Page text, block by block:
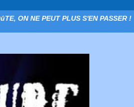
ON NE PEUT PLUS S'EN PASSER !